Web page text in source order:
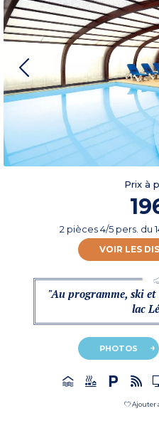
Prix à
2 pièces 4/5 pers. du
VOIR LES
"Au programme, ski et
lac
PHOTOS
Ajouter